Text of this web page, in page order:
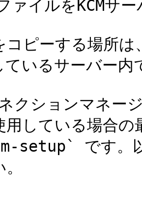
イルをKCMサー
コピーする場所
ているサーバー内
クションマネー
用している場合
です。以